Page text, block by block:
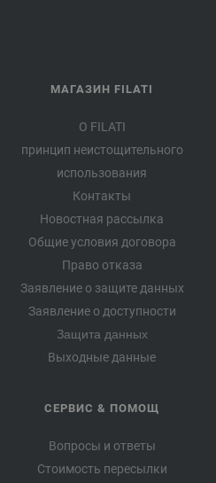
МАГАЗИН FILATI
О FILATI
принцип неистощительного
использования
Контакты
Новостная рассылка
Общие условия договора
Право отказа
Заявление о защите данных
Заявление о доступности
Защита данных
Выходные данные
СЕРВИС & ПОМОЩ
Вопросы и ответы
Стоимость пересылки